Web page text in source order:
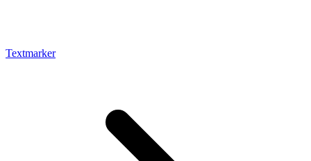
Textmarker